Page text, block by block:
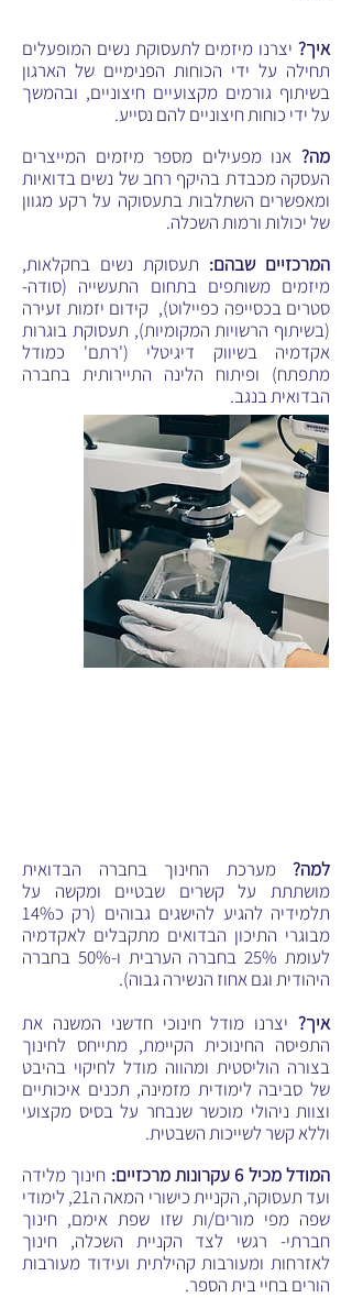
איך? יצרנו מיזמים לתעסוקת נשים המופעלים
תחילה על ידי הכוחות הפנימיים של הארגון
בשיתוף גורמים מקצועיים חיצוניים, ובהמשך
על ידי כוחות חיצוניים להם נסייע.
מה? אנו מפעילים מספר מיזמים המייצרים
העסקה מכבדת בהיקף רחב של נשים בדואיות
ומאפשרים השתלבות בתעסוקה על רקע מגוון
של יכולות ורמות השכלה.
המרכזיים שבהם: תעסוקת נשים בחקלאות,
מיזמים משותפים בתחום התעשייה (סודה-
סטרים בכסייפה כפיילוט), קידום יזמות זעירה
(בשיתוף הרשויות המקומיות), תעסוקת בוגרות
אקדמיה בשיווק דיגיטלי ('רתם' כמודל
מתפתח) ופיתוח הלינה התיירותית בחברה
הבדואית בנגב.
למה? מערכת החינוך בחברה הבדואית
מושתתת על קשרים שבטיים ומקשה על
תלמידיה להגיע להישגים גבוהים (רק כ14%
מבוגרי התיכון הבדואים מתקבלים לאקדמיה
לעומת 25% בחברה הערבית ו-50% בחברה
היהודית וגם אחוז הנשירה גבוה).
איך? יצרנו מודל חינוכי חדשני המשנה את
התפיסה החינוכית הקיימת, מתייחס לחינוך
בצורה הוליסטית ומהווה מודל לחיקוי בהיבט
של סביבה לימודית מזמינה, תכנים איכותיים
וצוות ניהולי מוכשר שנבחר על בסיס מקצועי
וללא קשר לשייכות השבטית.
המודל מכיל 6 עקרונות מרכזיים:
חינוך מלידה
ועד תעסוקה, הקניית כישורי המאה ה21, לימודי
שפה מפי מורים/ות שזו שפת אימם, חינוך
חברתי- רגשי לצד הקניית השכלה, חינוך
לאזרחות ומעורבות קהילתית ועידוד מעורבות
הורים בחיי בית הספר.